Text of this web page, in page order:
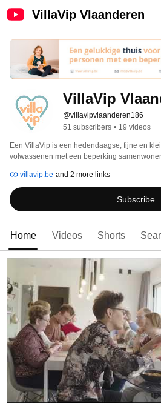
VillaVip Vlaanderen
VillaVip
@villavipvlaanderen186
51 subscribers • 19 videos
Een VillaVip is een hedendaagse, fijne en
volwassenen met een beperking
zorgkoppel bouwen ze er aan een gezellige
lokale samenleving.
villavip.be and 2 more links
Subscribe
Home Videos Shorts